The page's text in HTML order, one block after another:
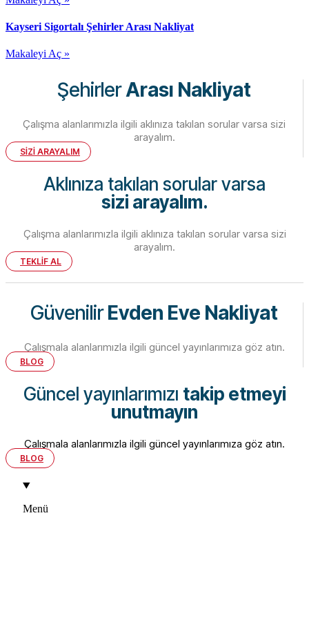
Kayseri Sigortalı Şehirler Arası Nakliyat
Makaleyi Aç »
ŞehirlerArası Nakliyat
Çalışma alanlarımızla ilgili aklınıza takılan sorular varsa sizi
arayalım.
SİZİ ARAYALIM
Aklınıza takılan sorular varsa
sizi arayalım.
Çalışma alanlarımızla ilgili aklınıza takılan sorular varsa sizi
arayalım.
TEKLİF AL
GüvenilirEvden Eve Nakliyat
Çalışmala alanlarımızla ilgili güncel yayınlarımıza göz atın.
BLOG
Güncel yayınlarımızı takip etmeyi
unutmayın
Çalışmala alanlarımızla ilgili güncel yayınlarımıza göz atın.
BLOG
Menü